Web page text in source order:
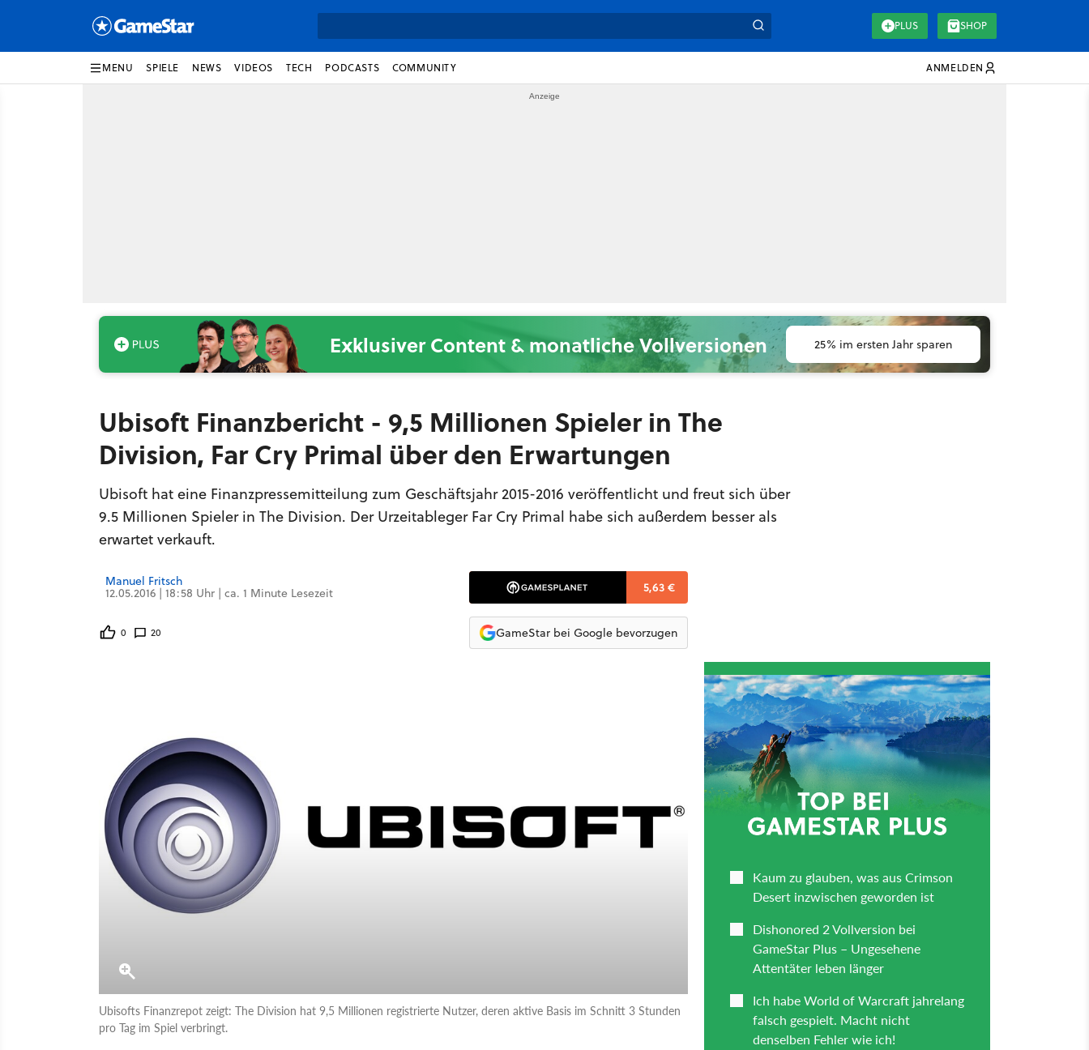
PLUS SHOP
MENU SPIELE NEWS VIDEOS TECH PODCASTS COMMUNITY ANMELDEN
Exklusiver Content & monatliche Vollversionen 25% im ersten Jahr sparen
Ubisoft Finanzbericht - 9,5 Millionen Spieler in The
Division, Far Cry Primal über den Erwartungen
Ubisoft hat eine Finanzpressemitteilung zum Geschäftsjahr 2015-2016 veröffentlicht und freut sich über
9.5 Millionen Spieler in The Division. Der Urzeitableger Far Cry Primal habe sich außerdem besser als
erwartet verkauft.
Manuel Fritsch
12.05.2016 | 18:58 Uhr | ca. 1 Minute Lesezeit
0 20
5,63 €
GameStar bei Google bevorzugen
Ubisofts Finanzrepot zeigt: The Division hat 9,5 Millionen registrierte Nutzer, deren aktive Basis im Schnitt 3 Stunden
pro Tag im Spiel verbringt.